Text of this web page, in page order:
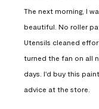
The next morning, I
beautiful. No roller
Utensils cleaned
turned the fan on all
days. I'd buy this
advice at the store.